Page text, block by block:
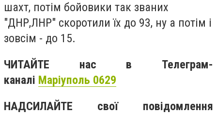
шахт, потім бойовики так званих
"ДНР,ЛНР" скоротили їх до 93, ну а потім і
зовсім - до 15.
ЧИТАЙТЕ нас в Телеграм-
каналі Маріуполь 0629
НАДСИЛАЙТЕ свої повідомлення